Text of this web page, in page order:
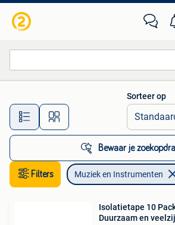
Alle afstanden…
Sorteer op
Bewaar je
Filters Muziek en Instrumenten
Isolatietape 10
Duurzaam en